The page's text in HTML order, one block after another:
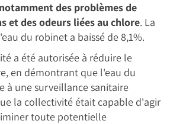
des problèmes de
et des odeurs liées au chlore. La
du robinet a baissé de 8,1%.
a été autorisée à réduire le
en démontrant que l'eau du
à une surveillance sanitaire
la collectivité était capable d'agir
toute potentielle